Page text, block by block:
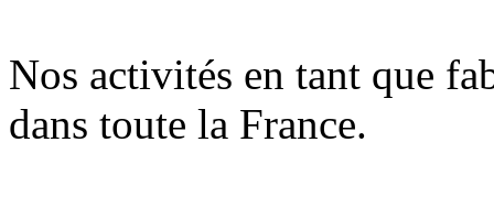
Nos activités en tant que
dans toute la France.